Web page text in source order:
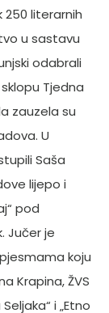
literarnih
u sastavu
odabrali
Tjedna
zauzela su
U
Saša
lijepo i
pod
Jučer je
koju
Krapina, ŽVS
i „Etno